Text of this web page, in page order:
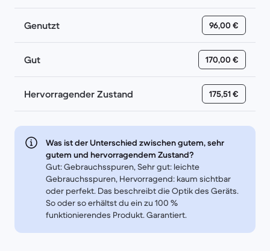
Genutzt 96,00 €
Gut 170,00 €
Hervorragender Zustand 175,51 €
Was ist der Unterschied zwischen gutem, sehr
gutem und hervorragendem Zustand?
Gut: Gebrauchsspuren, Sehr gut: leichte
Gebrauchsspuren, Hervorragend: kaum sichtbar
oder perfekt. Das beschreibt die Optik des Geräts.
So oder so erhältst du ein zu 100 %
funktionierendes Produkt. Garantiert.